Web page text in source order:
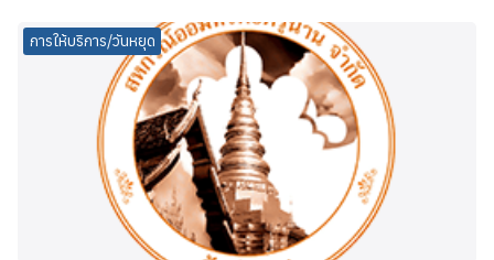
การให้บริการ/วันหยุด